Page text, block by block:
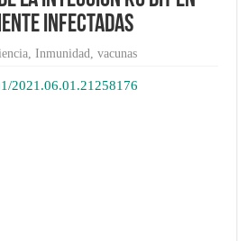
infectadas
,Inmunidad ,vacunas
2021.06.01.21258176